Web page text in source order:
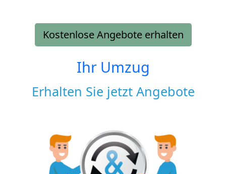
Kostenlose Angebote erhalten
Ihr Umzug
Erhalten Sie jetzt Angebote